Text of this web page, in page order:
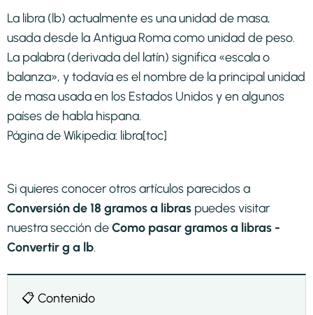
La libra (lb) actualmente es una unidad de masa,
usada desde la Antigua Roma como unidad de peso.​
La palabra (derivada del latín) significa «escala o
balanza», y todavía es el nombre de la principal unidad
de masa usada en los Estados Unidos y en algunos
países de habla hispana.
Página de Wikipedia: libra[toc]
Si quieres conocer otros artículos parecidos a
Conversión de 18 gramos a libras puedes visitar
nuestra sección deComo pasar gramos a libras -
Convertir g a lb.
📋 Contenido